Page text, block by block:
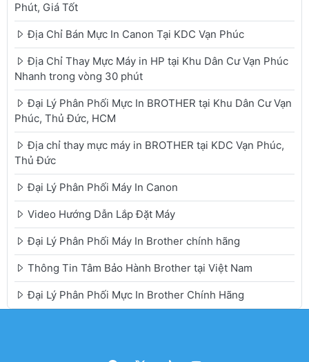
Phút, Giá Tốt
Địa Chỉ Bán Mực In Canon Tại KDC Vạn Phúc
Địa Chỉ Thay Mực Máy in HP tại Khu Dân Cư Vạn Phúc
Nhanh trong vòng 30 phút
Đại Lý Phân Phối Mực In BROTHER tại Khu Dân Cư Vạn
Phúc, Thủ Đức, HCM
Địa chỉ thay mực máy in BROTHER tại KDC Vạn Phúc,
Thủ Đức
Đại Lý Phân Phối Máy In Canon
Video Hướng Dẫn Lắp Đặt Máy
Đại Lý Phân Phối Máy In Brother chính hãng
Thông Tin Tâm Bảo Hành Brother tại Việt Nam
Đại Lý Phân Phối Mực In Brother Chính Hãng